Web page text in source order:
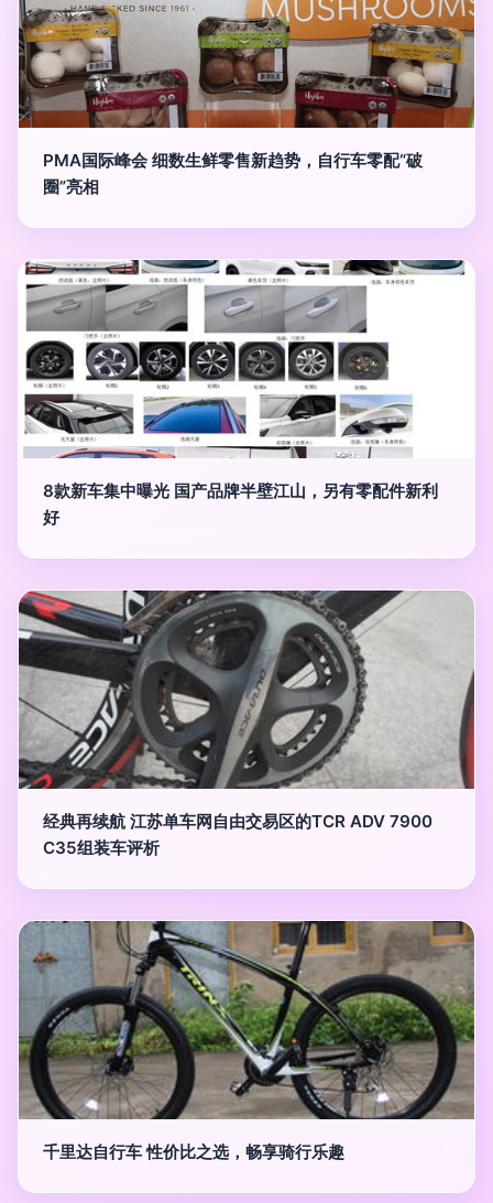
PMA国际峰会 细数生鲜零售新趋势，自行车零配“破
圈”亮相
8款新车集中曝光 国产品牌半壁江山，另有零配件新利
好
经典再续航 江苏单车网自由交易区的TCR ADV 7900
C35组装车评析
千里达自行车 性价比之选，畅享骑行乐趣